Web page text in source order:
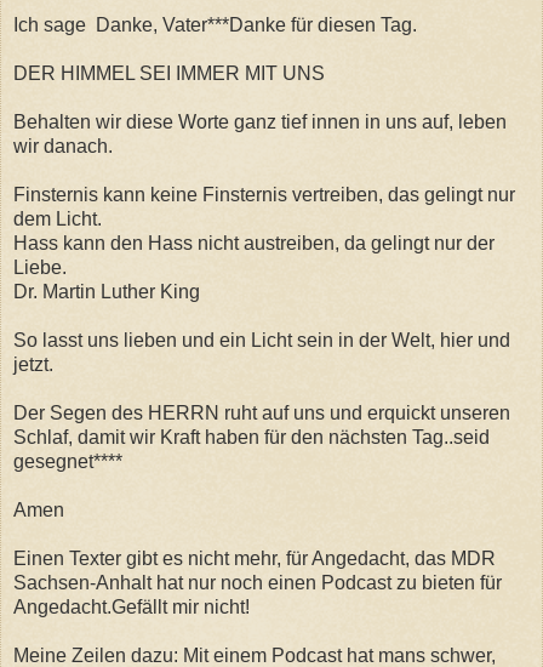
Ich sage Danke, Vater***Danke für diesen Tag.
DER HIMMEL SEI IMMER MIT UNS
Behalten wir diese Worte ganz tief innen in uns auf, leben
wir danach.
Finsternis kann keine Finsternis vertreiben, das gelingt nur
dem Licht.
Hass kann den Hass nicht austreiben, da gelingt nur der
Liebe.
Dr. Martin Luther King
So lasst uns lieben und ein Licht sein in der Welt, hier und
jetzt.
Der Segen des HERRN ruht auf uns und erquickt unseren
Schlaf, damit wir Kraft haben für den nächsten Tag..seid
gesegnet****
Amen
Einen Texter gibt es nicht mehr, für Angedacht, das MDR
Sachsen-Anhalt hat nur noch einen Podcast zu bieten für
Angedacht.Gefällt mir nicht!
Meine Zeilen dazu: Mit einem Podcast hat mans schwer,